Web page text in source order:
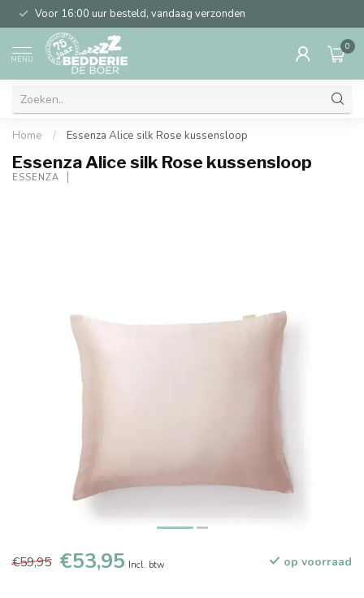
Voor 16:00 uur besteld, vandaag verzonden
MENU
0
Home / Essenza Alice silk Rose kussensloop
Essenza Alice silk Rose kussensloop
ESSENZA
€59,95 €53,95 Incl. btw op voorraad